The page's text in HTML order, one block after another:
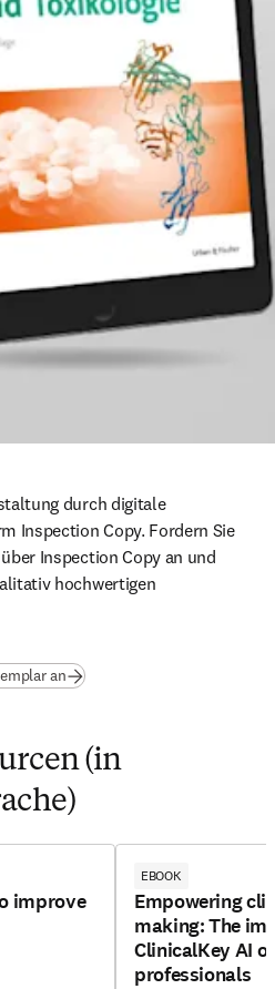
durch digitale
Inspection Copy. Fordern Sie
Inspection Copy an und
hochwertigen
an(Wird in neuem Tab/Fenster
(in
improve
EBOOK
Empowering
making: The
ClinicalKey AI
professionals